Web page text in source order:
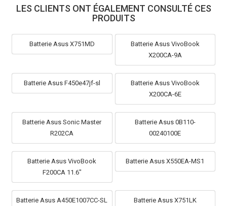
LES CLIENTS ONT ÉGALEMENT CONSULTÉ CES
PRODUITS
Batterie Asus X751MD
Batterie Asus VivoBook
X200CA-9A
Batterie Asus F450e47jf-sl
Batterie Asus VivoBook
X200CA-6E
Batterie Asus Sonic Master
R202CA
Batterie Asus 0B110-
00240100E
Batterie Asus VivoBook
F200CA 11.6"
Batterie Asus X550EA-MS1
Batterie Asus A450E1007CC-SL Batterie Asus X751LK